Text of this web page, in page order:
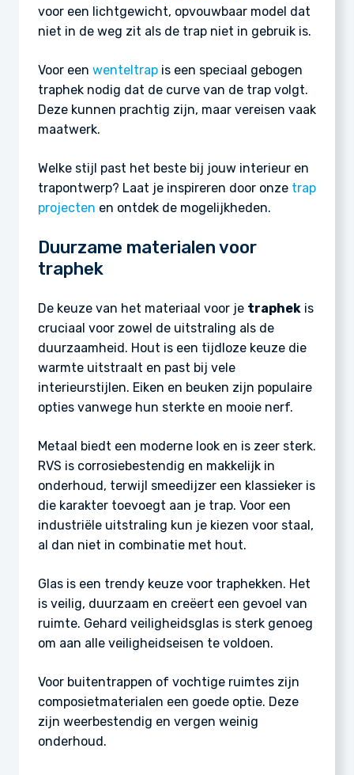
voor een lichtgewicht, opvouwbaar model dat
niet in de weg zit als de trap niet in gebruik is.
Voor een wenteltrap is een speciaal gebogen
traphek nodig dat de curve van de trap volgt.
Deze kunnen prachtig zijn, maar vereisen vaak
maatwerk.
Welke stijl past het beste bij jouw interieur en
trapontwerp? Laat je inspireren door onze trap
projecten en ontdek de mogelijkheden.
Duurzame materialen voor
traphek
De keuze van het materiaal voor je traphek is
cruciaal voor zowel de uitstraling als de
duurzaamheid. Hout is een tijdloze keuze die
warmte uitstraalt en past bij vele
interieurstijlen. Eiken en beuken zijn populaire
opties vanwege hun sterkte en mooie nerf.
Metaal biedt een moderne look en is zeer sterk.
RVS is corrosiebestendig en makkelijk in
onderhoud, terwijl smeedijzer een klassieker is
die karakter toevoegt aan je trap. Voor een
industriële uitstraling kun je kiezen voor staal,
al dan niet in combinatie met hout.
Glas is een trendy keuze voor traphekken. Het
is veilig, duurzaam en creëert een gevoel van
ruimte. Gehard veiligheidsglas is sterk genoeg
om aan alle veiligheidseisen te voldoen.
Voor buitentrappen of vochtige ruimtes zijn
composietmaterialen een goede optie. Deze
zijn weerbestendig en vergen weinig
onderhoud.